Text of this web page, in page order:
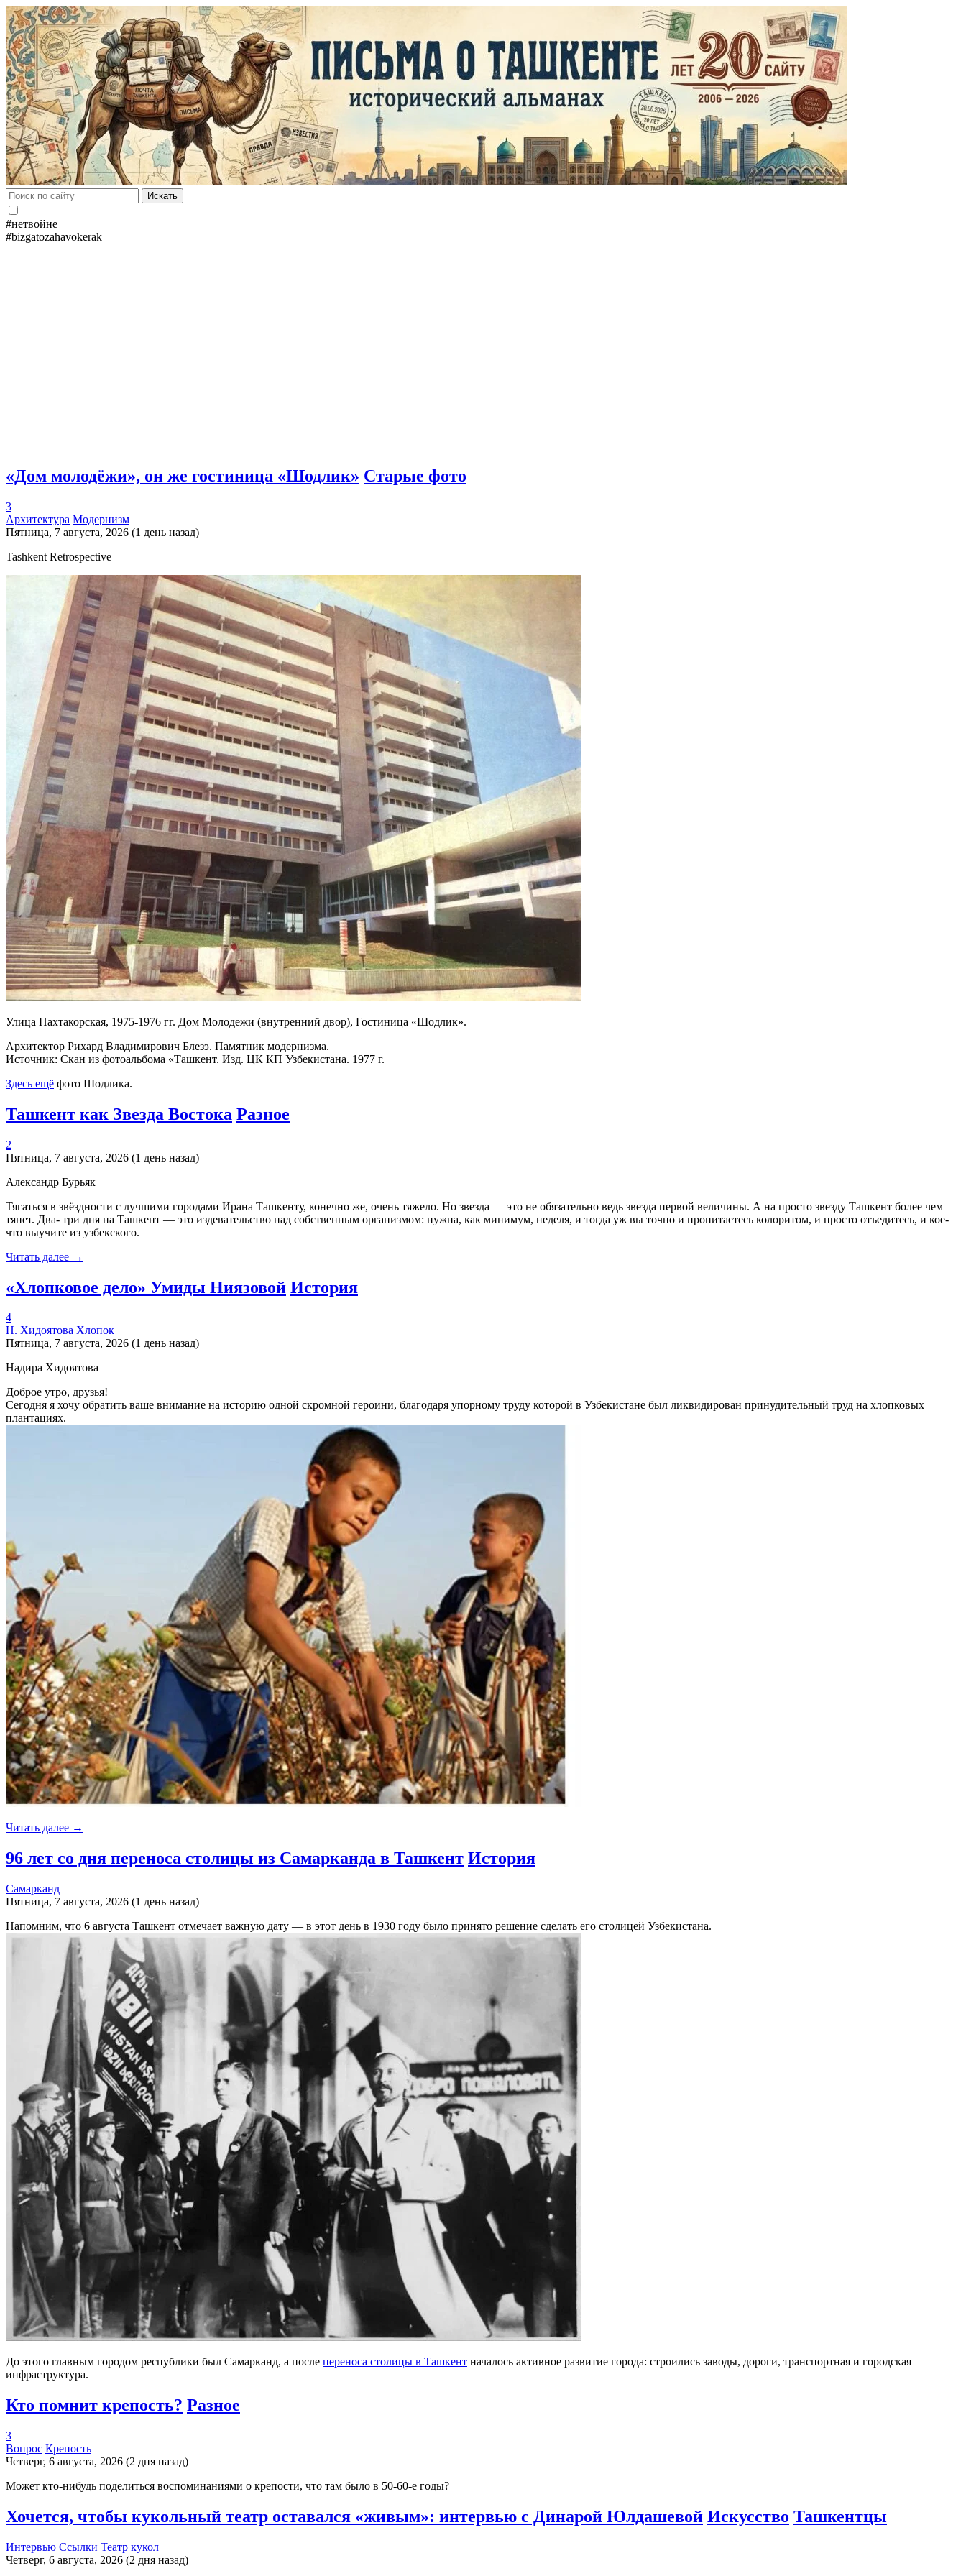
Искать
#нетвойне
#bizgatozahavokerak
«Дом молодёжи», он же гостиница «Шодлик» Старые фото
3
Архитектура Модернизм
Пятница, 7 августа, 2026 (1 день назад)
Tashkent Retrospective
Улица Пахтакорская, 1975-1976 гг. Дом Молодежи (внутренний двор), Гостиница «Шодлик».
Архитектор Рихард Владимирович Блезэ. Памятник модернизма.
Источник: Скан из фотоальбома «Ташкент. Изд. ЦК КП Узбекистана. 1977 г.
Здесь ещё фото Шодлика.
Ташкент как Звезда Востока Разное
2
Пятница, 7 августа, 2026 (1 день назад)
Александр Бурьяк
Тягаться в звёздности с лучшими городами Ирана Ташкенту, конечно же, очень тяжело. Но звезда — это не обязательно ведь звезда первой величины. А на просто звезду Ташкент более чем
тянет. Два- три дня на Ташкент — это издевательство над собственным организмом: нужна, как минимум, неделя, и тогда уж вы точно и пропитаетесь колоритом, и просто отъедитесь, и кое-
что выучите из узбекского.
Читать далее →
«Хлопковое дело» Умиды Ниязовой История
4
Н. Хидоятова Хлопок
Пятница, 7 августа, 2026 (1 день назад)
Надира Хидоятова
Доброе утро, друзья!
Сегодня я хочу обратить ваше внимание на историю одной скромной героини, благодаря упорному труду которой в Узбекистане был ликвидирован принудительный труд на хлопковых
плантациях.
Читать далее →
96 лет со дня переноса столицы из Самарканда в Ташкент История
Самарканд
Пятница, 7 августа, 2026 (1 день назад)
Напомним, что 6 августа Ташкент отмечает важную дату — в этот день в 1930 году было принято решение сделать его столицей Узбекистана.
До этого главным городом республики был Самарканд, а после переноса столицы в Ташкент началось активное развитие города: строились заводы, дороги, транспортная и городская
инфраструктура.
Кто помнит крепость? Разное
3
Вопрос Крепость
Четверг, 6 августа, 2026 (2 дня назад)
Может кто-нибудь поделиться воспоминаниями о крепости, что там было в 50-60-е годы?
Хочется, чтобы кукольный театр оставался «живым»: интервью с Динарой Юлдашевой Искусство Ташкентцы
Интервью Ссылки Театр кукол
Четверг, 6 августа, 2026 (2 дня назад)